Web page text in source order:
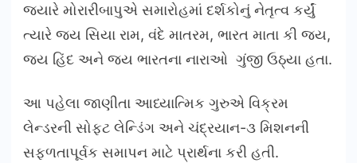
જ્યારે મોરારીબાપુએ સમારોહમાં દર્શકોનું નેતૃત્વ કર્યું
ત્યારે જય સિયા રામ, વંદે માતરમ, ભારત માતા કી જય,
જય હિંદ અને જય ભારતના નારાઓ ગુંજી ઉઠ્યા હતા.
આ પહેલા જાણીતા આધ્યાત્મિક ગુરુએ વિક્રમ
લેન્ડરની સોફ્ટ લેન્ડિંગ અને ચંદ્રયાન-૩ મિશનની
સફળતાપૂર્વક સમાપન માટે પ્રાર્થના કરી હતી.